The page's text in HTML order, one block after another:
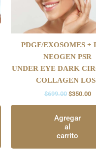
PDGF/EXOSOMES +
NEOGEN PSR
UNDER EYE DARK
COLLAGEN
$699.00 $350.00
Agregar
al
carrito